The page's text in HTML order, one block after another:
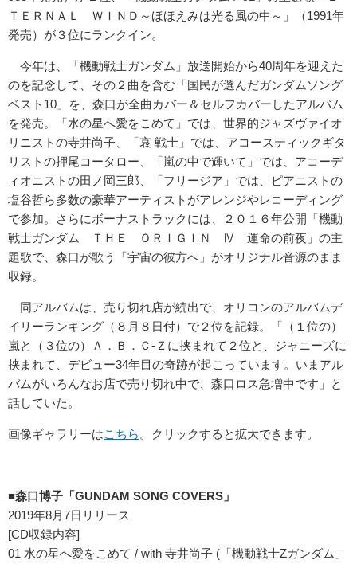
ＴＥＲＮＡＬ ＷＩＮＤ～ほほえみは光る風の中～」（1991年
発売）が３位にランクイン。
今年は、「機動戦士ガンダム」放送開始から40周年を迎えた
のを記念して、その２曲を含む「国民が選んだガンダムソング
ベスト10」を、森口が全曲カバー＆セルフカバーしたアルバム
を発売。「水の星へ愛をこめて」では、世界的ジャズヴァイオ
リニストの寺井尚子、「哀 戦士」では、アコースティックギタ
リストの押尾コータロー、「嵐の中で輝いて」では、アコーデ
ィオニストの田ノ岡三郎、「フリージア」では、ピアニストの
塩谷哲ら多数の豪華アーティストがアレンジやレコーディング
で参加。さらにボーナストラックには、２０１６年公開「機動
戦士ガンダム ＴＨＥ ＯＲＩＧＩＮ Ⅳ 運命の前夜」の主
題歌で、森口が歌う「宇宙の彼方へ」がオリジナル音源のまま
収録。
同アルバムは、売り切れ店が続出で、オリコンのアルバムデ
イリーランキング（８月８日付）で２位を記録。「（１位の）
嵐と（３位の）Ａ．Ｂ．Ｃ-Ｚに挟まれて２位と、ジャニーズに
挟まれて、デビュー34年目の奇跡が起こっています。いまアル
バムがいろんなお店で売り切れ中で、森口ロス急増中です」と
話していた。
画像ギャラリーはこちら 。クリックすると拡大できます。
■森口博子「GUNDAM SONG COVERS」
2019年8月7日リリース
[CD収録内容]
01 水の星へ愛をこめて / with 寺井尚子 (「機動戦士Ζガンダム」